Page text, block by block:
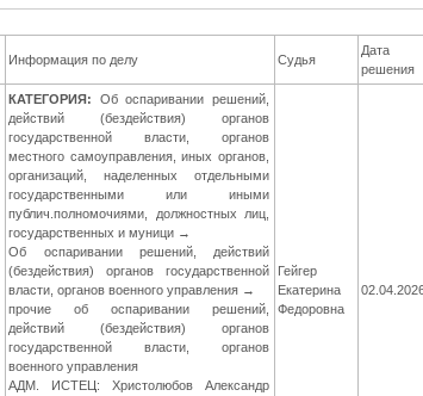
Информация по делу Судья
Дата
решения
КАТЕГОРИЯ: Об оспаривании решений,
действий (бездействия) органов
государственной власти, органов
местного самоуправления, иных органов,
организаций, наделенных отдельными
государственными или иными
публич.полномочиями, должностных лиц,
государственных и муници →
Об оспаривании решений, действий
(бездействия) органов государственной
власти, органов военного управления →
прочие об оспаривании решений,
действий (бездействия) органов
государственной власти, органов
военного управления
АДМ. ИСТЕЦ: Христолюбов Александр
Гейгер
Екатерина
Федоровна